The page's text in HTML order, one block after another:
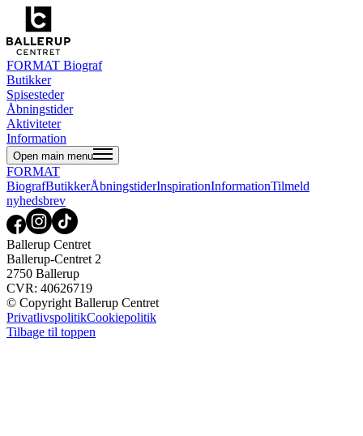
FORMAT Biograf
Butikker
Spisesteder
Åbningstider
Aktiviteter
Information
Open main menu
FORMAT
BiografButikkerÅbningstiderInspirationInformationTilmeld
nyhedsbrev
Ballerup Centret
Ballerup-Centret 2
2750 Ballerup
CVR: 40626719
© Copyright Ballerup Centret
PrivatlivspolitikCookiepolitik
Tilbage til toppen